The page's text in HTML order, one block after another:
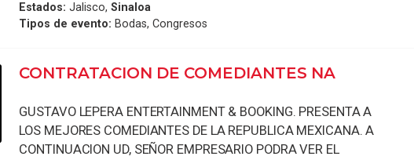
Estados: Jalisco,Sinaloa
Tipos de evento: Bodas, Congresos
CONTRATACION DE COMEDIANTES NA
GUSTAVO LEPERA ENTERTAINMENT & BOOKING. PRESENTA A
LOS MEJORES COMEDIANTES DE LA REPUBLICA MEXICANA. A
CONTINUACION UD, SEÑOR EMPRESARIO PODRA VER EL